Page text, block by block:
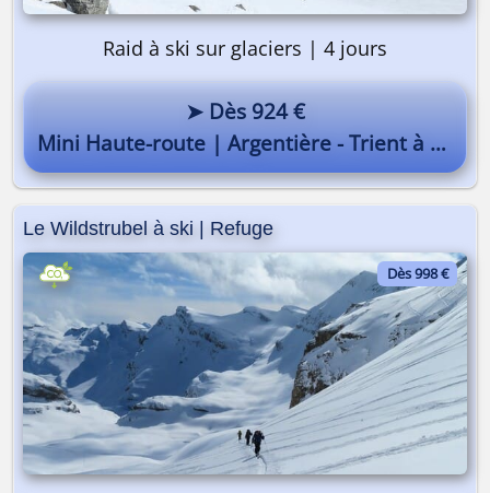
Raid à ski sur glaciers | 4 jours
➤ Dès 924 €
Mini Haute-route | Argentière - Trient à ski
Le Wildstrubel à ski | Refuge
Dès 998 €